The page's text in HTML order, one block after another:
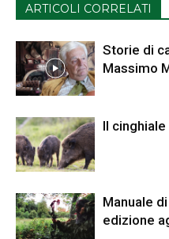
ARTICOLI CORRELATI
Storie di
Massimo
Il
Manuale
edizione